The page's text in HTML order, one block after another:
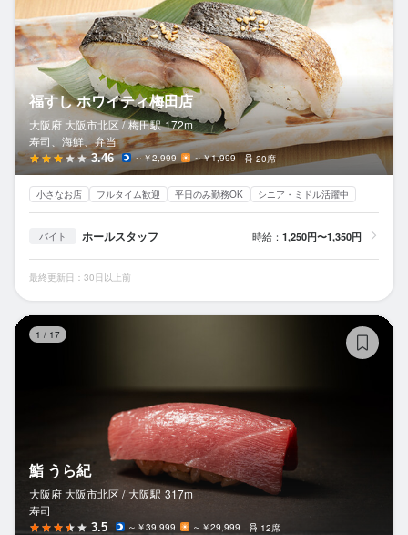
福すし ホワイティ梅田店
大阪府 大阪市北区 / 梅田駅 172m
寿司、海鮮、弁当
3.46 ～￥2,999 ～￥1,999 20席
小さなお店 フルタイム歓迎 平日のみ勤務OK シニア・ミドル活躍中
バイト ホールスタッフ 時給： 1,250円〜1,350円
最終更新日：30日以上前
1 / 17
鮨 うら紀
大阪府 大阪市北区 / 大阪駅 317m
寿司
3.5 ～￥39,999 ～￥29,999 12席